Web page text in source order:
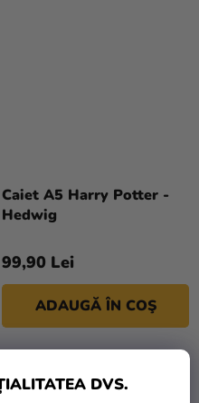
DVS.
Caiet A5 Harry Potter -
Hedwig
99,90 Lei
ADAUGĂ ÎN COŞ